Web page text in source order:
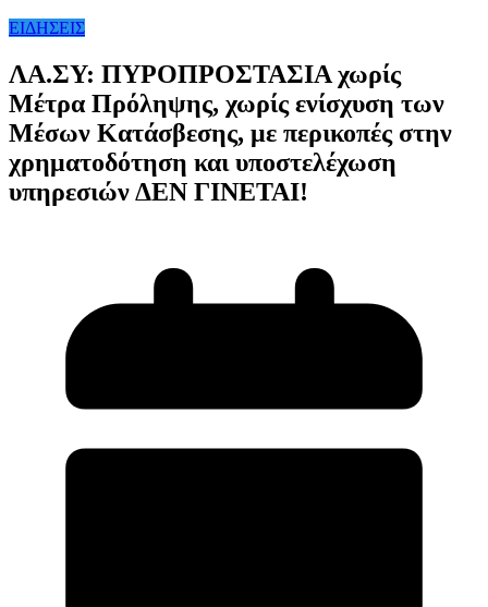
ΕΙΔΗΣΕΙΣ
ΛΑ.ΣΥ: ΠΥΡΟΠΡΟΣΤΑΣΙΑ χωρίς
Μέτρα Πρόληψης, χωρίς ενίσχυση των
Μέσων Κατάσβεσης, με περικοπές στην
χρηματοδότηση και υποστελέχωση
υπηρεσιών ΔΕΝ ΓΙΝΕΤΑΙ!